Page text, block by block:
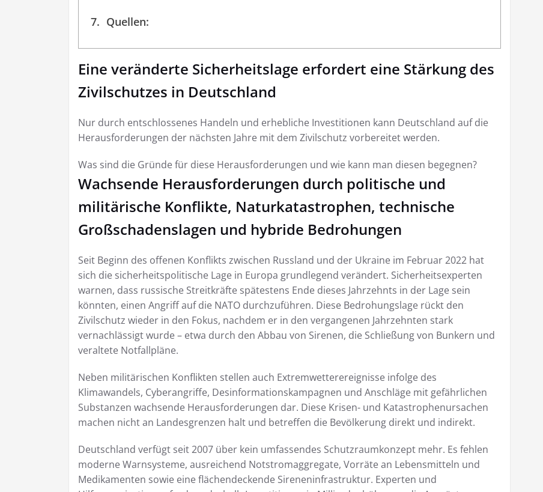
Quellen:
Eine veränderte Sicherheitslage erfordert eine Stärkung des
Zivilschutzes in Deutschland
Nur durch entschlossenes Handeln und erhebliche Investitionen kann Deutschland auf die
Herausforderungen der nächsten Jahre mit dem Zivilschutz vorbereitet werden.
Was sind die Gründe für diese Herausforderungen und wie kann man diesen begegnen?
Wachsende Herausforderungen durch politische und
militärische Konflikte, Naturkatastrophen, technische
Großschadenslagen und hybride Bedrohungen
Seit Beginn des offenen Konflikts zwischen Russland und der Ukraine im Februar 2022 hat
sich die sicherheitspolitische Lage in Europa grundlegend verändert. Sicherheitsexperten
warnen, dass russische Streitkräfte spätestens Ende dieses Jahrzehnts in der Lage sein
könnten, einen Angriff auf die NATO durchzuführen. Diese Bedrohungslage rückt den
Zivilschutz wieder in den Fokus, nachdem er in den vergangenen Jahrzehnten stark
vernachlässigt wurde – etwa durch den Abbau von Sirenen, die Schließung von Bunkern und
veraltete Notfallpläne.
Neben militärischen Konflikten stellen auch Extremwetterereignisse infolge des
Klimawandels, Cyberangriffe, Desinformationskampagnen und Anschläge mit gefährlichen
Substanzen wachsende Herausforderungen dar. Diese Krisen- und Katastrophenursachen
machen nicht an Landesgrenzen halt und betreffen die Bevölkerung direkt und indirekt.
Deutschland verfügt seit 2007 über kein umfassendes Schutzraumkonzept mehr. Es fehlen
moderne Warnsysteme, ausreichend Notstromaggregate, Vorräte an Lebensmitteln und
Medikamenten sowie eine flächendeckende Sireneninfrastruktur. Experten und